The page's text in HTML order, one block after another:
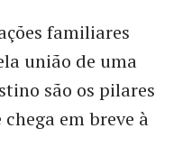
familiares
união de uma
são os pilares
em breve à